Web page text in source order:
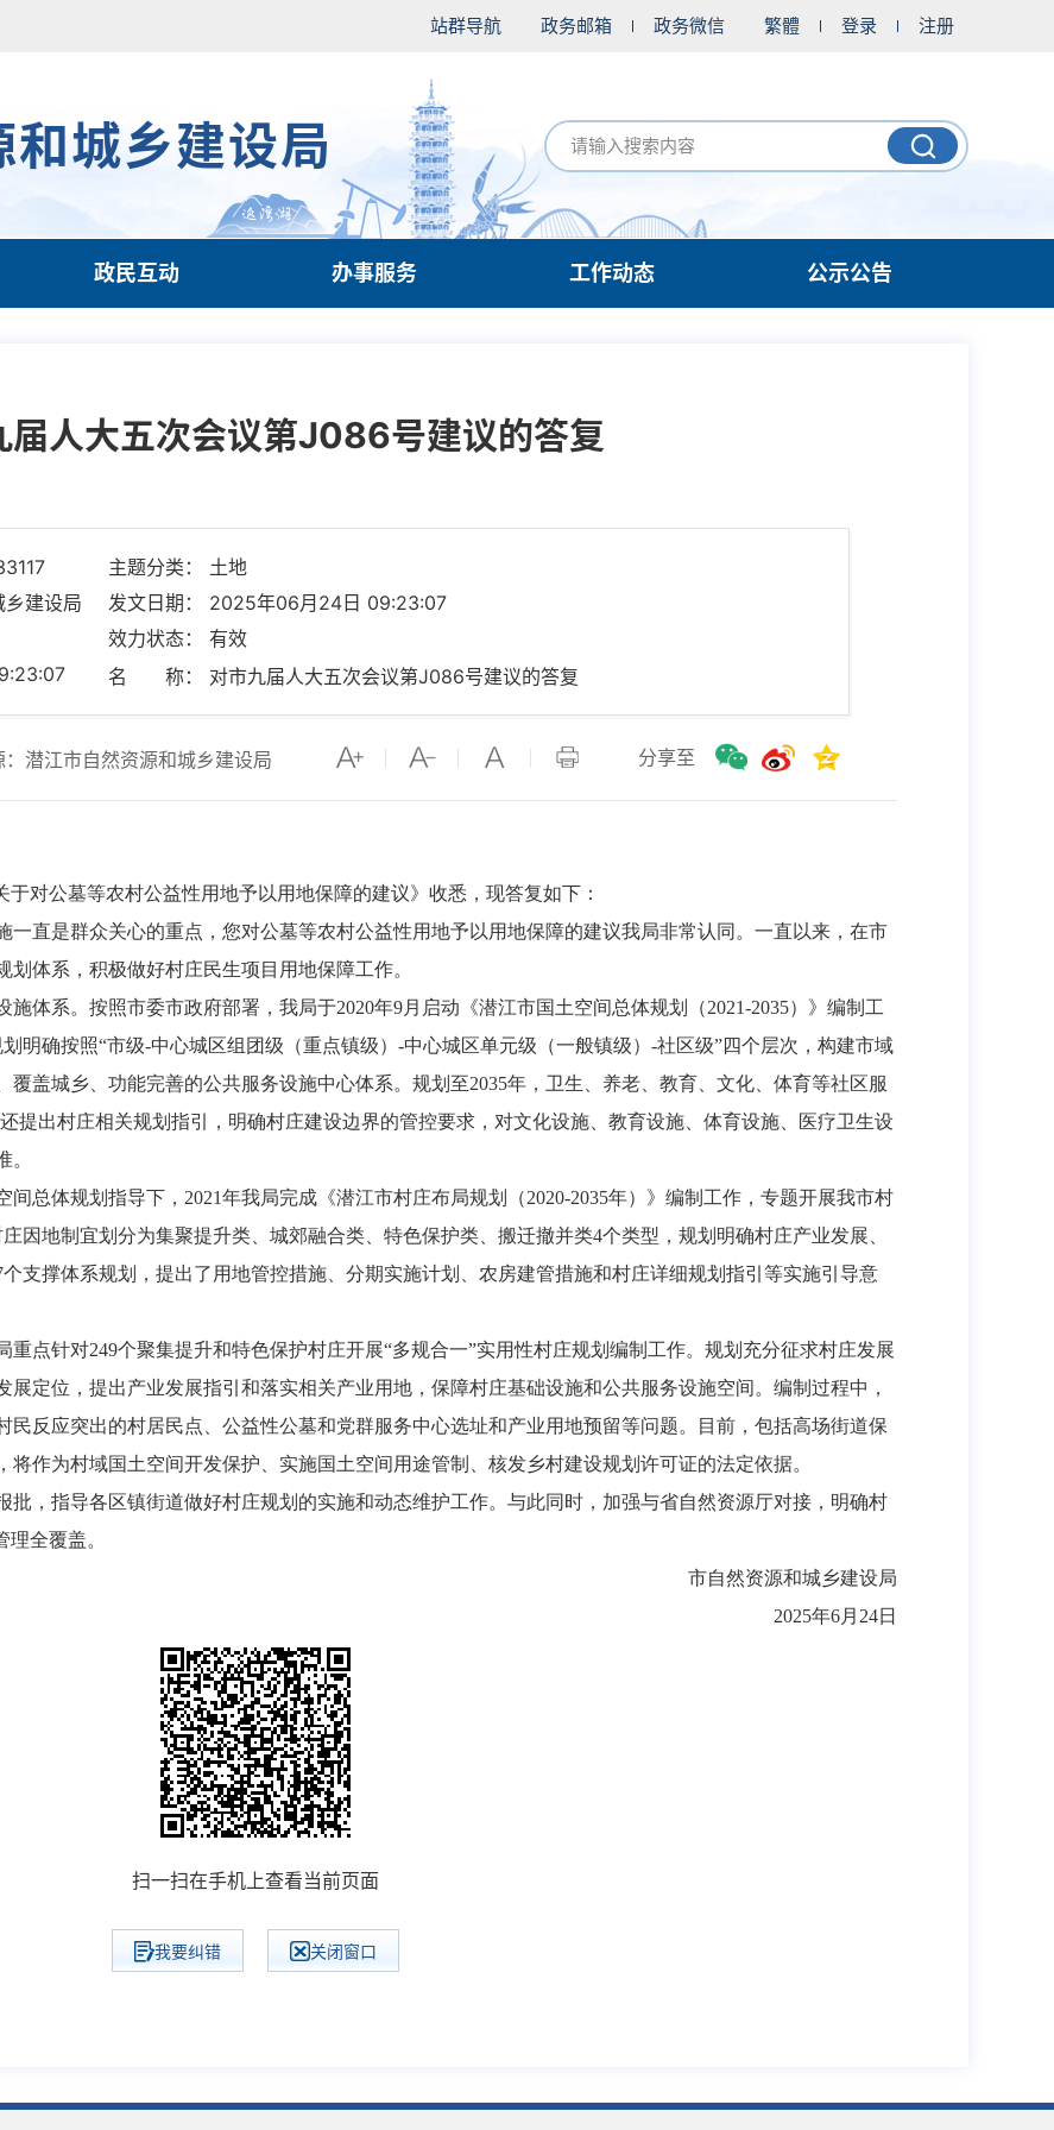
站群导航 政务邮箱 政务微信 繁體 登录 注册
城乡建设局
政民互动 办事服务 工作动态 公示公告
届人大五次会议第J086号建议的答复
主题分类： 土地
建设局
发文日期： 2025年06月24日 09:23:07
效力状态： 有效
名 称： 对市九届人大五次会议第J086号建议的答复
分享至
：潜江市自然资源和城乡建设局
对公墓等农村公益性用地予以用地保障的建议》收悉，现答复如下：
一直是群众关心的重点，您对公墓等农村公益性用地予以用地保障的建议我局非常认同。一直以来，在市
体系，积极做好村庄民生项目用地保障工作。
体系。按照市委市政府部署，我局于2020年9月启动《潜江市国土空间总体规划（2021-2035）》编制工
明确按照“市级-中心城区组团级（重点镇级）-中心城区单元级（一般镇级）-社区级”四个层次，构建市域
盖城乡、功能完善的公共服务设施中心体系。规划至2035年，卫生、养老、教育、文化、体育等社区服
提出村庄相关规划指引，明确村庄建设边界的管控要求，对文化设施、教育设施、体育设施、医疗卫生设
。
总体规划指导下，2021年我局完成《潜江市村庄布局规划（2020-2035年）》编制工作，专题开展我市村
因地制宜划分为集聚提升类、城郊融合类、特色保护类、搬迁撤并类4个类型，规划明确村庄产业发展、
支撑体系规划，提出了用地管控措施、分期实施计划、农房建管措施和村庄详细规划指引等实施引导意
重点针对249个聚集提升和特色保护村庄开展“多规合一”实用性村庄规划编制工作。规划充分征求村庄发展
定位，提出产业发展指引和落实相关产业用地，保障村庄基础设施和公共服务设施空间。编制过程中，
反应突出的村居民点、公益性公墓和党群服务中心选址和产业用地预留等问题。目前，包括高场街道保
作为村域国土空间开发保护、实施国土空间用途管制、核发乡村建设规划许可证的法定依据。
批，指导各区镇街道做好村庄规划的实施和动态维护工作。与此同时，加强与省自然资源厅对接，明确村
全覆盖。
市自然资源和城乡建设局
2025年6月24日
扫一扫在手机上查看当前页面
我要纠错 关闭窗口